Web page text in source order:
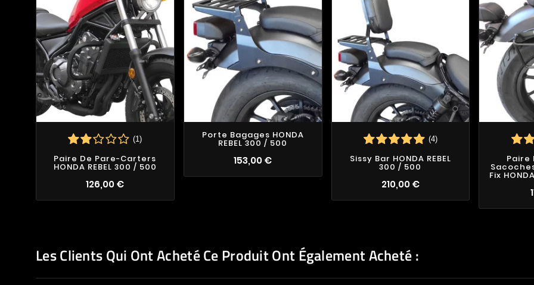
(1)
Paire De Pare-Carters
HONDA REBEL 300 / 500
126,00 €
Porte Bagages HONDA
REBEL 300 / 500
153,00 €
(4)
Sissy Bar HONDA REBEL
300 / 500
210,00 €
Paire
Fix
Les Clients Qui Ont Acheté Ce Produit Ont Également Acheté :